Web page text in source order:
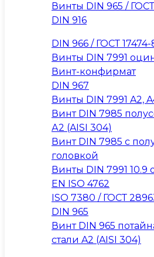
Винты DIN 965 / ГОСТ
DIN 916
DIN 966 / ГОСТ
Винты DIN 7991
Винт-конфирмат
DIN 967
Винты DIN 7991 A2,
Винт DIN 7985
А2 (AISI 304)
Винт DIN 7985 с
головкой
Винты DIN 7991
EN ISO 4762
ISO 7380 / ГОСТ
DIN 965
Винт DIN 965
стали A2 (AISI 304)